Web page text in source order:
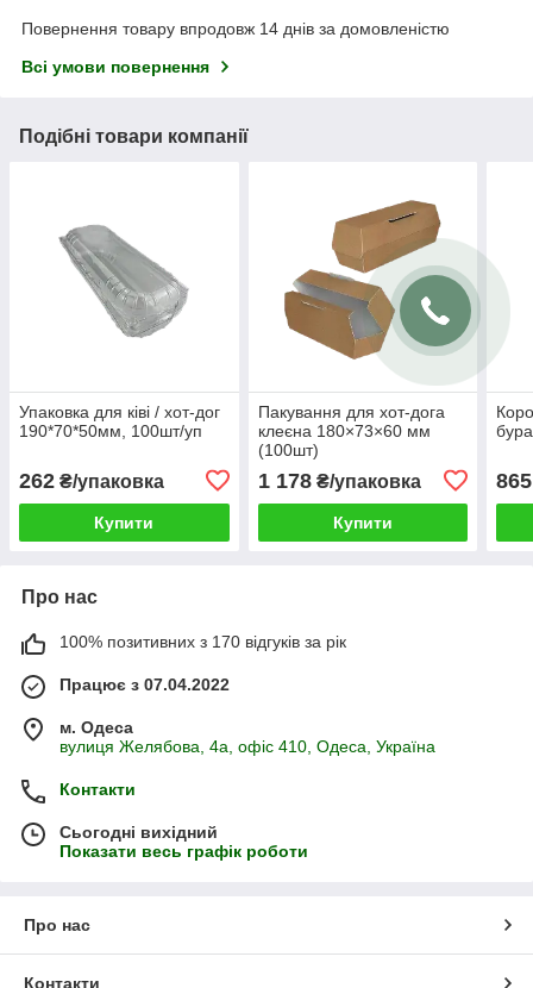
Повернення товару впродовж 14 днів за домовленістю
Всі умови повернення
Подібні товари компанії
Упаковка для ківі / хот-дог
190*70*50мм, 100шт/уп
262 ₴/упаковка
Купити
Пакування для хот-дога
клеєна 180×73×60 мм
(100шт)
1 178₴/упаковка
Купити
865
Про нас
100% позитивних з 170 відгуків за рік
Працює з 07.04.2022
м. Одеса
вулиця Желябова, 4а, офіс 410, Одеса, Україна
Контакти
Сьогодні вихідний
Показати весь графік роботи
Про нас
Контакти